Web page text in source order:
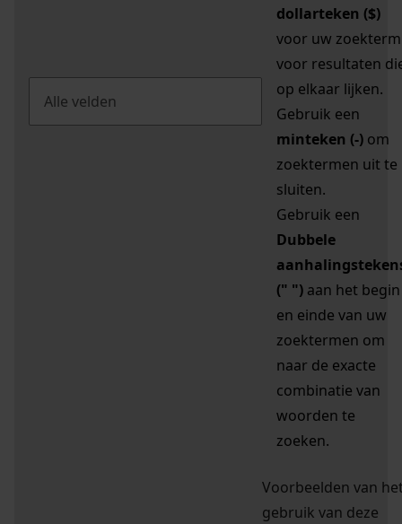
dollarteken ($)
voor uw zoekterm
voor resultaten
op elkaar lijken.
Gebruik een
minteken (-) om
zoektermen uit te
sluiten.
Gebruik een
Dubbele
(" ") aan het begin
en einde van uw
zoektermen om
naar de exacte
combinatie van
woorden te
zoeken.
Voorbeelden van
gebruik van deze